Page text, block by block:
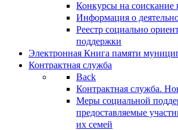
Конкурсы на соискание
Информация о
Реестр социально
поддержки
Электронная Книга памяти
Контрактная служба
Back
Контрактная служба.
Меры социальной
предоставляемые
их семей